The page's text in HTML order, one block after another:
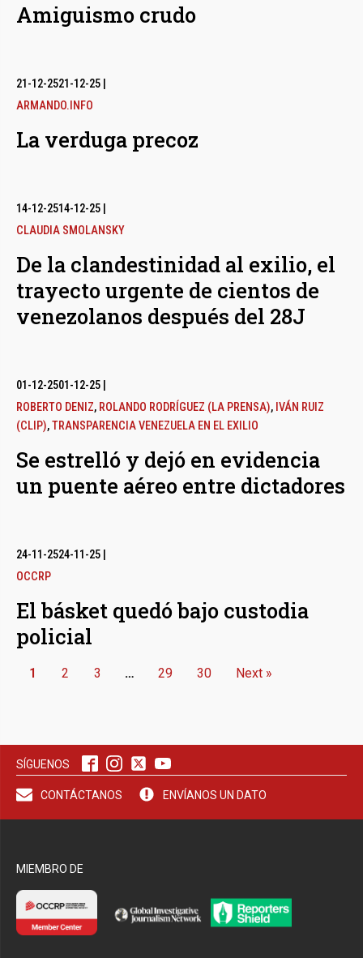
Amiguismo crudo
21-12-2521-12-25
ARMANDO.INFO
La verduga precoz
14-12-2514-12-25
CLAUDIA SMOLANSKY
De la clandestinidad al exilio, el
trayecto urgente de cientos de
venezolanos después del 28J
01-12-2501-12-25
ROBERTO DENIZ, ROLANDO RODRÍGUEZ (LA PRENSA), IVÁN RUIZ
(CLIP),TRANSPARENCIA VENEZUELA EN EL EXILIO
Se estrelló y dejó en evidencia
un puente aéreo entre dictadores
24-11-2524-11-25
OCCRP
El básket quedó bajo custodia
policial
1 2 3 … 29 30 Next »
SÍGUENOS
CONTÁCTANOS ENVÍANOS UN DATO
MIEMBRO DE